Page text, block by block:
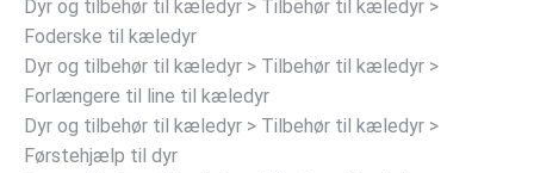
Dyr og tilbehør til kæledyr > Tilbehør til kæledyr >
Foderske til kæledyr
Dyr og tilbehør til kæledyr > Tilbehør til kæledyr >
Forlængere til line til kæledyr
Dyr og tilbehør til kæledyr > Tilbehør til kæledyr >
Førstehjælp til dyr